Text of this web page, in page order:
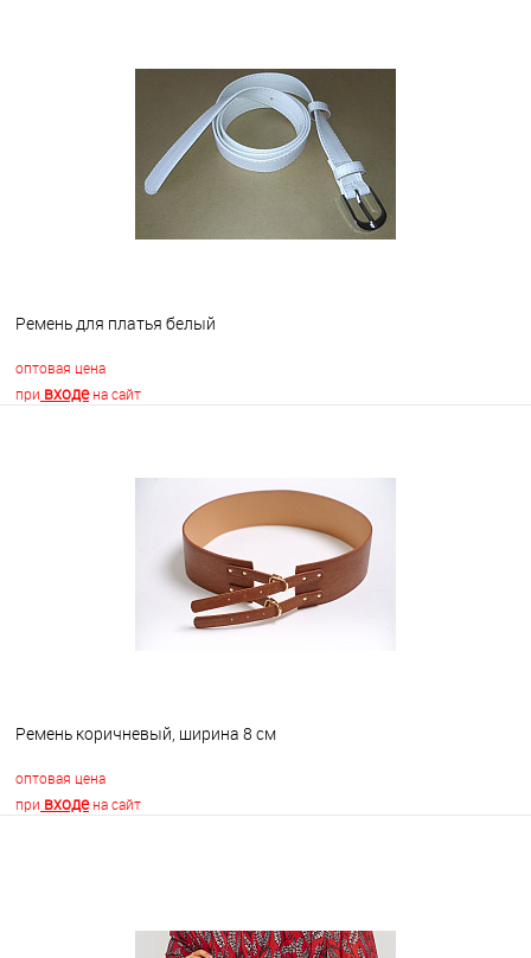
Недоступно
Ремень для платья белый
оптовая цена
при входена сайт
В наличии
Ремень коричневый, ширина 8 см
оптовая цена
при входена сайт
В наличии